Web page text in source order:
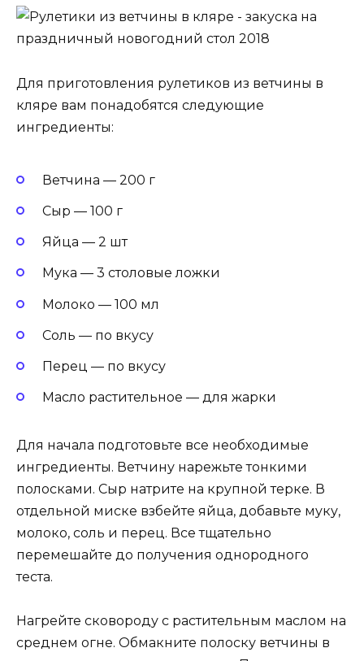
Для приготовления рулетиков из ветчины в
кляре вам понадобятся следующие
ингредиенты:
Ветчина — 200 г
Сыр — 100 г
Яйца — 2 шт
Мука — 3 столовые ложки
Молоко — 100 мл
Соль — по вкусу
Перец — по вкусу
Масло растительное — для жарки
Для начала подготовьте все необходимые
ингредиенты. Ветчину нарежьте тонкими
полосками. Сыр натрите на крупной терке. В
отдельной миске взбейте яйца, добавьте муку,
молоко, соль и перец. Все тщательно
перемешайте до получения однородного
теста.
Нагрейте сковороду с растительным маслом на
среднем огне. Обмакните полоску ветчины в